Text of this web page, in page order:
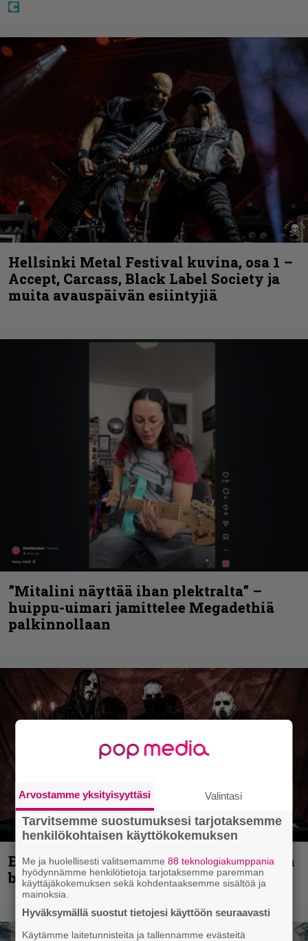
Hellsinki Metal Festival kuvina, osa 1 –
Accept, Carcass, Black Label Society ja
muita avauspäivän esiintyjiä
”Mitalini näyttää ihan plektralta” –
huippu-uimari jamittelee Megadethiä
palkinnollaan
Espoon syyskuu käynnistyy kotimaisen
black metalin merkeissä
Arvostamme yksityisyyttäsi Valintasi
Tarvitsemme suostumuksesi tarjotaksemme
henkilökohtaisen käyttökokemuksen
Me ja huolellisesti valitsemamme88 teknologiakumppania
hyödynnämme henkilötietoja tarjotaksemme paremman
käyttäjäkokemuksen sekä kohdentaaksemme sisältöä ja
mainoksia.
Hyväksymällä suostut tietojesi käyttöön seuraavasti
Käytämme laitetunnisteita ja tallennamme evästeitä